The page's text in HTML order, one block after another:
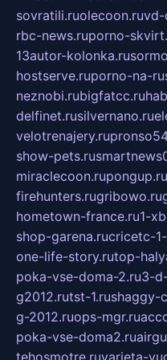
sovratili.ruolecoon.ruvd-
rbc-news.ruporno-
13autor-kolonka.ru
hostserve.ruporno-na-
neznobi.rubigfatcc.ru
delfinet.rusilvernano.ru
velotrenajery.ru
show-pets.ru
miraclecoon.rupongup.ru
firehunters.rugribowo.ru
hometown-france.ru1-
shop-garena.rucricetc-
one-life-story.rutop-
poka-vse-doma-2.ru3-
g2012.rutst-1.rushaggy-
g-2012.ruops-mgr.ru
poka-vse-doma2.ru